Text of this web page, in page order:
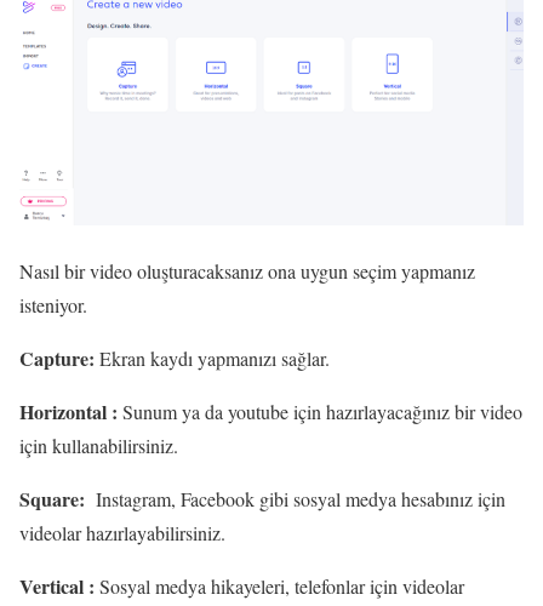
Nasıl bir video oluşturacaksanız ona uygun seçim yapmanız
isteniyor.
Capture: Ekran kaydı yapmanızı sağlar.
Horizontal : Sunum ya da youtube için hazırlayacağınız bir video
için kullanabilirsiniz.
Square: Instagram, Facebook gibi sosyal medya hesabınız için
videolar hazırlayabilirsiniz.
Vertical : Sosyal medya hikayeleri, telefonlar için videolar